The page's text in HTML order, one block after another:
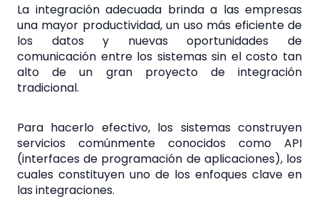
La integración adecuada brinda a las empresas
una mayor productividad, un uso más eficiente de
los datos y nuevas oportunidades de
comunicación entre los sistemas sin el costo tan
alto de un gran proyecto de integración
tradicional.
Para hacerlo efectivo, los sistemas construyen
servicios comúnmente conocidos como API
(interfaces de programación de aplicaciones), los
cuales constituyen uno de los enfoques clave en
las integraciones.